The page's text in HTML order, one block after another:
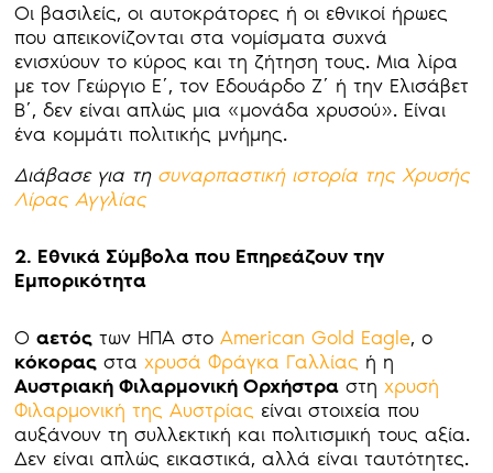
Οι βασιλείς, οι αυτοκράτορες ή οι εθνικοί ήρωες
που απεικονίζονται στα νομίσματα συχνά
ενισχύουν το κύρος και τη ζήτηση τους. Μια λίρα
με τον Γεώργιο Ε΄, τον Εδουάρδο Ζ΄ ή την Ελισάβετ
Β΄, δεν είναι απλώς μια «μονάδα χρυσού». Είναι
ένα κομμάτι πολιτικής μνήμης.
Διάβασε για τη συναρπαστική ιστορία της Χρυσής
Λίρας Αγγλίας
2. Εθνικά Σύμβολα που Επηρεάζουν την
Εμπορικότητα
Οαετός των ΗΠΑ στοAmerican Gold Eagle, ο
κόκορας σταχρυσά Φράγκα Γαλλίας ή η
Αυστριακή Φιλαρμονική Ορχήστρα στηχρυσή
Φιλαρμονική της Αυστρίας είναι στοιχεία που
αυξάνουν τη συλλεκτική και πολιτισμική τους αξία.
Δεν είναι απλώς εικαστικά, αλλά είναι ταυτότητες.